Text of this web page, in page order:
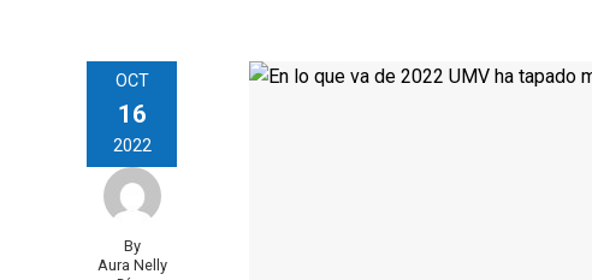
OCT
16
2022
By
Aura Nelly